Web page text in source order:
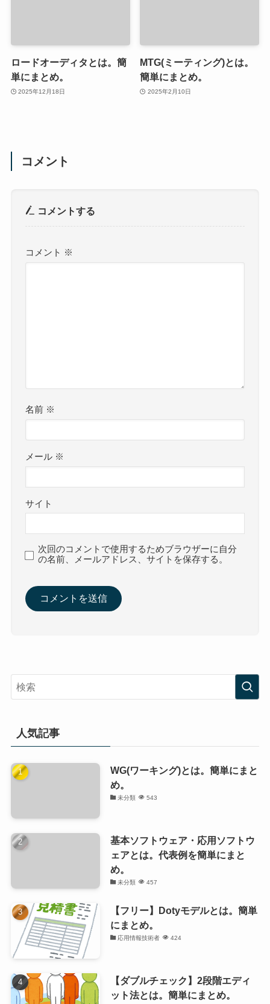
ロードオーディタとは。簡
単にまとめ。
2025年12月18日
MTG(ミーティング)とは。
簡単にまとめ。
2025年2月10日
コメント
コメントする
コメント ※
名前 ※
メール ※
サイト
次回のコメントで使用するためブラウザーに自分
の名前、メールアドレス、サイトを保存する。
人気記事
WG(ワーキング)とは。簡単にまと
め。
未分類 543
基本ソフトウェア・応用ソフトウ
ェアとは。代表例を簡単にまと
め。
未分類 457
【フリー】Dotyモデルとは。簡単
にまとめ。
応用情報技術者 424
【ダブルチェック】2段階エディ
ット法とは。簡単にまとめ。